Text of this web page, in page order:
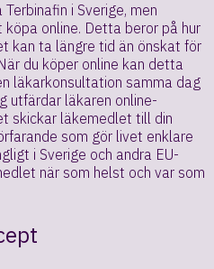
i Sverige, men
online. Detta beror på hur
kan ta längre tid än önskat för
du köper online kan detta
läkarkonsultation samma dag
utfärdar läkaren online-
skickar läkemedlet till din
som gör livet enklare
i Sverige och andra EU-
när som helst och var som